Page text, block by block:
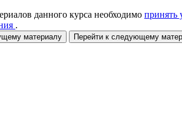
данного курса необходимо принять
.
материалу Перейти к следующему